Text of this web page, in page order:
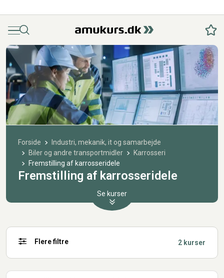
MenuSøg
Forside
Industri, mekanik, it og samarbejde
Biler og andre transportmidler
Karrosseri
Fremstilling af karrosseridele
Fremstilling af karrosseridele
Se kurser
Flere filtre 2 kurser